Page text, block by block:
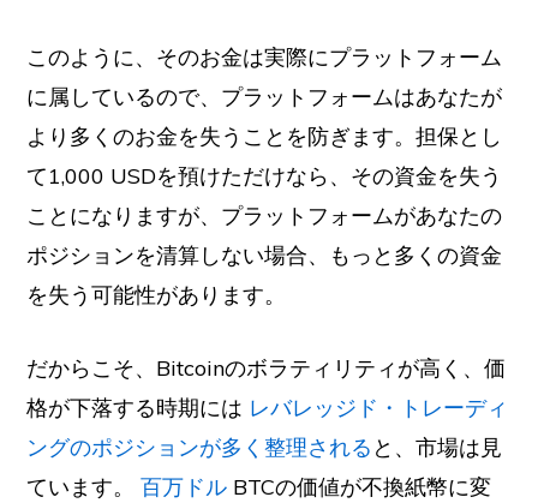
このように、そのお金は実際にプラットフォーム
に属しているので、プラットフォームはあなたが
より多くのお金を失うことを防ぎます。担保とし
て1,000 USDを預けただけなら、その資金を失う
ことになりますが、プラットフォームがあなたの
ポジションを清算しない場合、もっと多くの資金
を失う可能性があります。
だからこそ、Bitcoinのボラティリティが高く、価
格が下落する時期には レバレッジド・トレーディ
ングのポジションが多く整理される と、市場は見
ています。百万ドル BTCの価値が不換紙幣に変